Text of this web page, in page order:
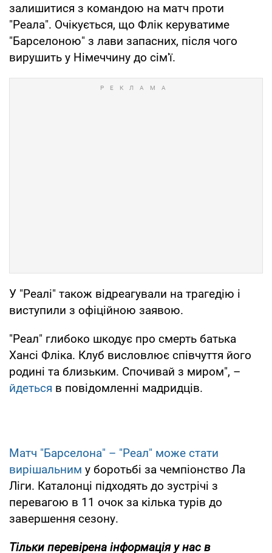
залишитися з командою на матч проти
"Реала". Очікується, що Флік керуватиме
"Барселоною" з лави запасних, після чого
вирушить у Німеччину до сім'ї.
У "Реалі" також відреагували на трагедію і
виступили з офіційною заявою.
"Реал" глибоко шкодує про смерть батька
Хансі Фліка. Клуб висловлює співчуття його
родині та близьким. Спочивай з миром", –
йдеться в повідомленні мадридців.
Матч "Барселона" – "Реал" може стати
вирішальним у боротьбі за чемпіонство Ла
Ліги. Каталонці підходять до зустрічі з
перевагою в 11 очок за кілька турів до
завершення сезону.
Тільки перевірена інформація у нас в